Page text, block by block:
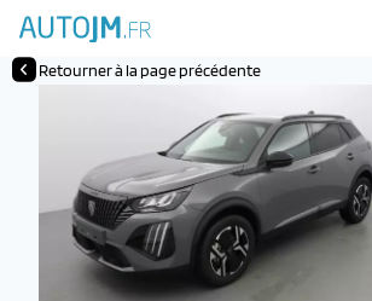
Retourner à la page précédente